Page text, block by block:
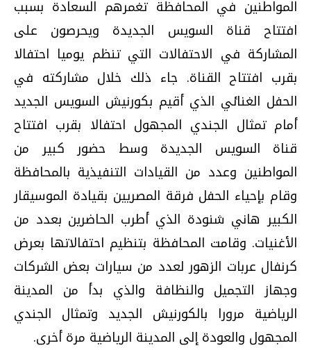
المواطنين في المحافظة تغمرهم السعادة بسبب
افتتاح قناة السويس الجديدة ويحرصون على
المشاركة في الاحتفالات التي تنظم يوميا احتفالا
بقرب افتتاح القناة. جاء ذلك خلال مشاركته في
الحفل الغنائي الذي أقيم بكورنيش السويس الجديد
أمام تمثال الجندي المجهول احتفالا بقرب افتتاح
قناة السويس الجديدة وسط حضور كبير من
المواطنين وعدد من القيادات التنفيذية بالمحافظة
وقام بإحياء الحفل فرقة المصريين بقيادة الموسيقار
الكبير هاني شنودة الذي أطرب الحاضرين بعدد من
الأغنيات. وقامت المحافظة بتنظيم احتفالاتها بعرض
كرنفال عربات الزهور لعدد من سيارات بعض الشركات
وجهاز التجميل والنظافة والذي بدأ من المدينة
الرياضية مرورا بالكورنيش الجديد وتمثال الجندي
المجهول والعودة إلى المدينة الرياضية مرة أخرى.